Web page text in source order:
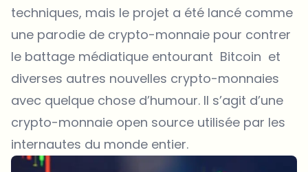
techniques, mais le projet a été lancé comme
une parodie de crypto-monnaie pour contrer
le battage médiatique entourant Bitcoin et
diverses autres nouvelles crypto-monnaies
avec quelque chose d’humour. Il s’agit d’une
crypto-monnaie open source utilisée par les
internautes du monde entier.